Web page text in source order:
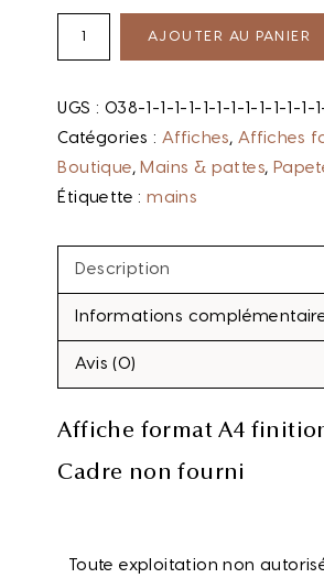
AJOUTER AU PANIER
UGS : 038-1-1-1-1-1-1-1-1-1-1-1-1-
Catégories : Affiches, Affiches
Boutique, Mains & pattes,
Étiquette :mains
Description
Informations
Avis (0)
Affiche format A4
Cadre non fourni
Toute exploitation non